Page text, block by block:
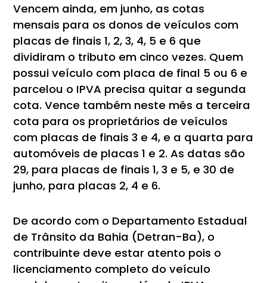
Vencem ainda, em junho, as cotas
mensais para os donos de veículos com
placas de finais 1, 2, 3, 4, 5 e 6 que
dividiram o tributo em cinco vezes. Quem
possui veículo com placa de final 5 ou 6 e
parcelou o IPVA precisa quitar a segunda
cota. Vence também neste mês a terceira
cota para os proprietários de veículos
com placas de finais 3 e 4, e a quarta para
automóveis de placas 1 e 2. As datas são
29, para placas de finais 1, 3 e 5, e 30 de
junho, para placas 2, 4 e 6.
De acordo com o Departamento Estadual
de Trânsito da Bahia (Detran-Ba), o
contribuinte deve estar atento pois o
licenciamento completo do veículo